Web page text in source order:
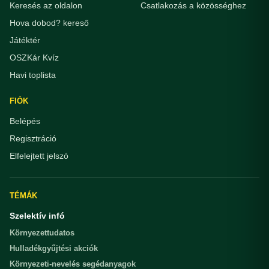
Keresés az oldalon
Hova dobod? kereső
Játéktér
OSZKár Kvíz
Havi toplista
Csatlakozás a közösséghez
FIÓK
Belépés
Regisztráció
Elfelejtett jelszó
TÉMÁK
Szelektív infó
Környezettudatos
Hulladékgyűjtési akciók
Környezeti-nevelés segédanyagok